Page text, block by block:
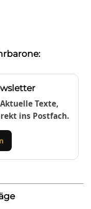
Texte,
ins Postfach.